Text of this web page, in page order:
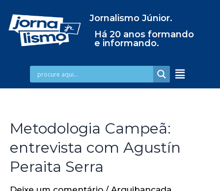
Jornalismo Júnior.
Há 20 anos formando
e informando.
Metodologia Campeã:
entrevista com Agustín
Peraita Serra